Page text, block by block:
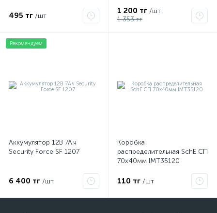
495 тг /шт
1 200 тг /шт
1 353 тг
Рекомендуем
Аккумулятор 12В 7А.ч
Security Force SF 1207
6 400 тг /шт
Коробка
распределительная SchE СП
70х40мм IMT35120
110 тг /шт